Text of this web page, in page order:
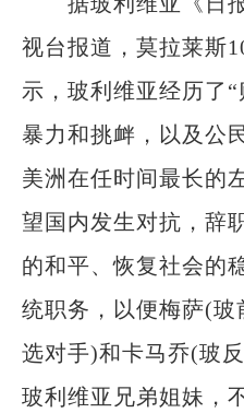
视台报道，莫拉莱斯
示，玻利维亚经历了
暴力和挑衅，以及公
美洲在任时间最长的
望国内发生对抗，辞
的和平、恢复社会的
统职务，以便梅萨(
选对手)和卡马乔(玻
玻利维亚兄弟姐妹，